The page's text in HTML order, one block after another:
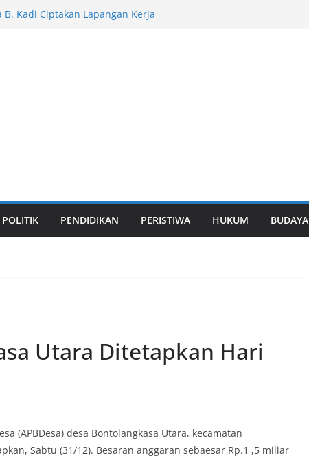
B. Kadi Ciptakan Lapangan Kerja
Kady di Tangke Bajeng Diwarnai Usulan
POLITIK PENDIDIKAN PERISTIWA HUKUM BUDAYA
Utara Ditetapkan Hari
(APBDesa) desa Bontolangkasa Utara, kecamatan
Sabtu (31/12). Besaran anggaran sebaesar Rp.1 ,5 miliar